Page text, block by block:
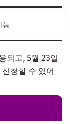
능
되고, 5월 23일
청할 수 있어